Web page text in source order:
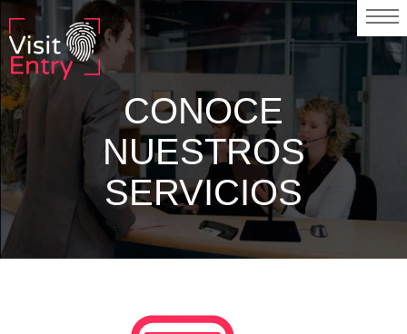
CONOCE
NUESTROS
SERVICIOS